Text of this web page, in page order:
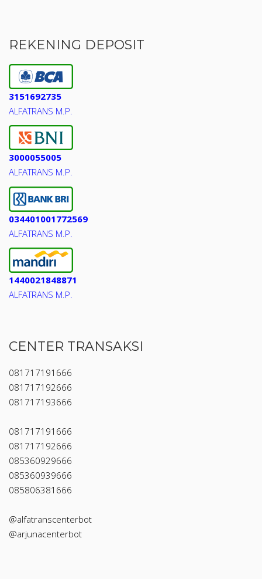
REKENING DEPOSIT
3151692735
ALFATRANS M.P.
3000055005
ALFATRANS M.P.
034401001772569
ALFATRANS M.P.
1440021848871
ALFATRANS M.P.
CENTER TRANSAKSI
081717191666
081717192666
081717193666
081717191666
081717192666
085360929666
085360939666
085806381666
@alfatranscenterbot
@arjunacenterbot